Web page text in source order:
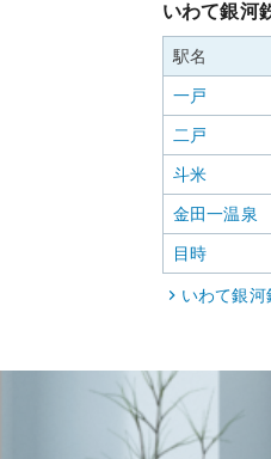
いわて銀河
駅名
一戸
二戸
斗米
金田一温泉
目時
いわて銀河